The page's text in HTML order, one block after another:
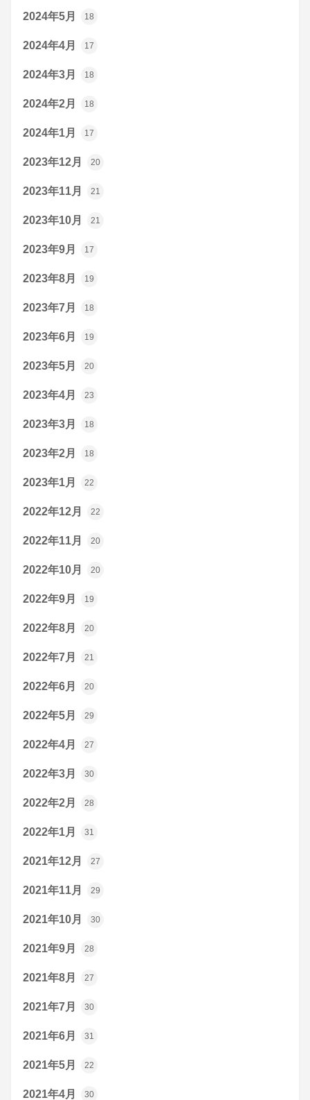
2024年5月 18
2024年4月 17
2024年3月 18
2024年2月 18
2024年1月 17
2023年12月 20
2023年11月 21
2023年10月 21
2023年9月 17
2023年8月 19
2023年7月 18
2023年6月 19
2023年5月 20
2023年4月 23
2023年3月 18
2023年2月 18
2023年1月 22
2022年12月 22
2022年11月 20
2022年10月 20
2022年9月 19
2022年8月 20
2022年7月 21
2022年6月 20
2022年5月 29
2022年4月 27
2022年3月 30
2022年2月 28
2022年1月 31
2021年12月 27
2021年11月 29
2021年10月 30
2021年9月 28
2021年8月 27
2021年7月 30
2021年6月 31
2021年5月 22
2021年4月 30